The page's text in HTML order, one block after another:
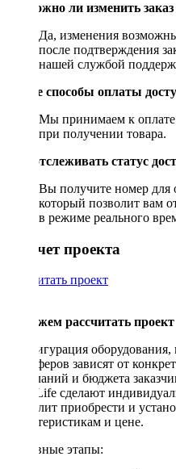
Возможно ли изменить
Да, изменения
после подтверждения
нашей службой
Какие способы оплаты
Мы принимаем к оплате
при получении товара.
Как отслеживать статус
Вы получите номер для
который позволит вам
в режиме реального
Рассчет проекта
Рассчитать проект
Поможем рассчитать проект
Конфигурация
сабвуферов зависят от
пожеланий и бюджета
DriveLife сделают
позволит приобрести и
характеристикам и цене.
Основные этапы: